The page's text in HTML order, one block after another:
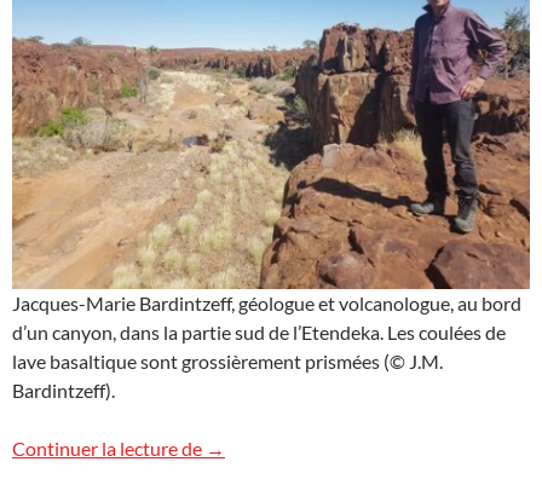
Jacques-Marie Bardintzeff, géologue et volcanologue, au bord
d’un canyon, dans la partie sud de l’Etendeka. Les coulées de
lave basaltique sont grossièrement prismées (© J.M.
Bardintzeff).
Continuer la lecture de Canyon dans l’Etendeka en Namibie
→